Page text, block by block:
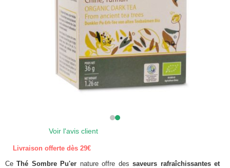
Voir l'avis client
Livraison offerte dès 29€
CeThé Sombre Pu'er nature offre dessaveurs rafraîchissantes et